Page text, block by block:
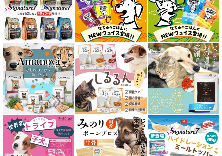
キトン用 フード for CAT
成猫用 フード for CAT
シニア猫用 フード for CAT
皮膚・被毛ケア対応 フード for CAT
食物アレルギー対応キャットフード